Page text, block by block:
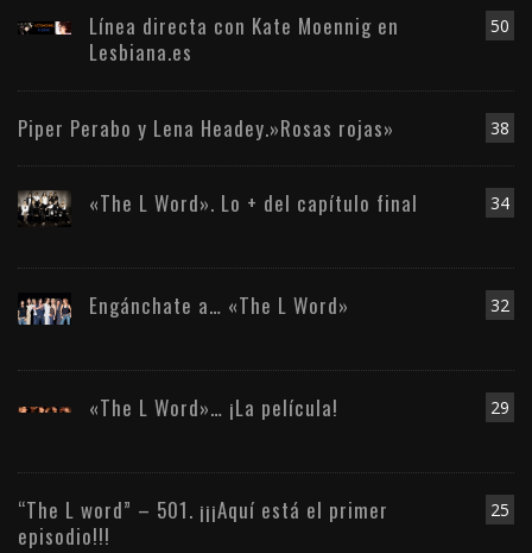
50
Línea directa con Kate Moennig en
Lesbiana.es
38
Piper Perabo y Lena Headey.»Rosas rojas»
34
«The L Word». Lo + del capítulo final
32
Engánchate a… «The L Word»
29
«The L Word»… ¡La película!
25
“The L word” – 501. ¡¡¡Aquí está el primer
episodio!!!